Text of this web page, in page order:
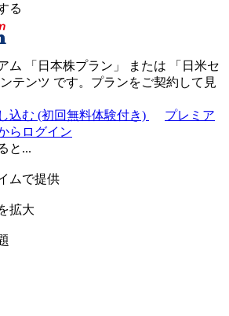
る
ム 「 日本株プラン 」 または 「 日米セ
テンツ です。プランをご契約して見
込む (初回無料体験付き)
プレミア
らログイン
と...
ムで提供
拡大